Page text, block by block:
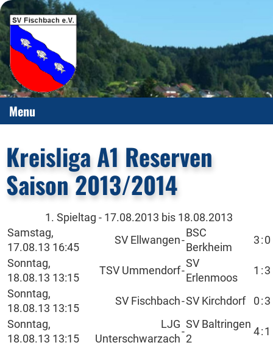
Menu
Kreisliga A1 Reserven
Saison 2013/2014
1. Spieltag - 17.08.2013 bis 18.08.2013
Samstag,
17.08.13 16:45
SV Ellwangen-
BSC
Berkheim
3 : 0
Sonntag,
18.08.13 13:15
TSV Ummendorf-
SV
Erlenmoos
1 : 3
Sonntag,
18.08.13 13:15
SV Fischbach-SV Kirchdorf 0 : 3
Sonntag,
18.08.13 13:15
LJG
Unterschwarzach
-
SV Baltringen
2
4: 1